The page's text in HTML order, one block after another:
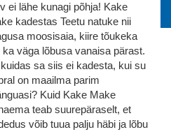
ei lähe kunagi põhja! Kake
kadestas Teetu natuke nii
moosisaia, kiire tõukeka
ka väga lõbusa vanaisa pärast.
sa siis ei kadesta, kui su
on maailma parim
Kuid Kake Make
teab suurepäraselt, et
võib tuua palju häbi ja lõbu